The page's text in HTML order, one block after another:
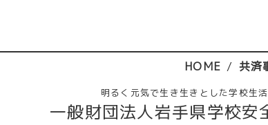
HOME 共済
明るく元気で生き生きとした学校生活
一般財団法人岩手県学校安